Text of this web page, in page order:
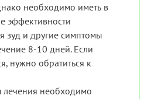
необходимо иметь в
эффективности
зуд и другие симптомы
8-10 дней. Если
нужно обратиться к
лечения необходимо